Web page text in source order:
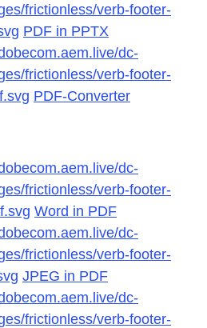
frictionless/verb-footer-
PDF in PPTX
dc-
frictionless/verb-footer-
PDF-Converter
dc-
frictionless/verb-footer-
Word in PDF
dc-
frictionless/verb-footer-
JPEG in PDF
dc-
frictionless/verb-footer-